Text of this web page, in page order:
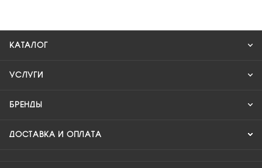
КАТАЛОГ
УСЛУГИ
БРЕНДЫ
ДОСТАВКА И ОПЛАТА